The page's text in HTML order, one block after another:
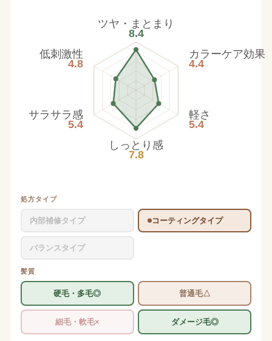
ツヤ・まとまり
8.4
カラーケア効果
4.4
軽さ
5.4
しっとり感
7.8
サラサラ感
5.4
低刺激性
4.8
処方タイプ
内部補修タイプ コーティングタイプ
バランスタイプ
髪質
硬毛・多毛◎ 普通毛△
細毛・軟毛× ダメージ毛◎